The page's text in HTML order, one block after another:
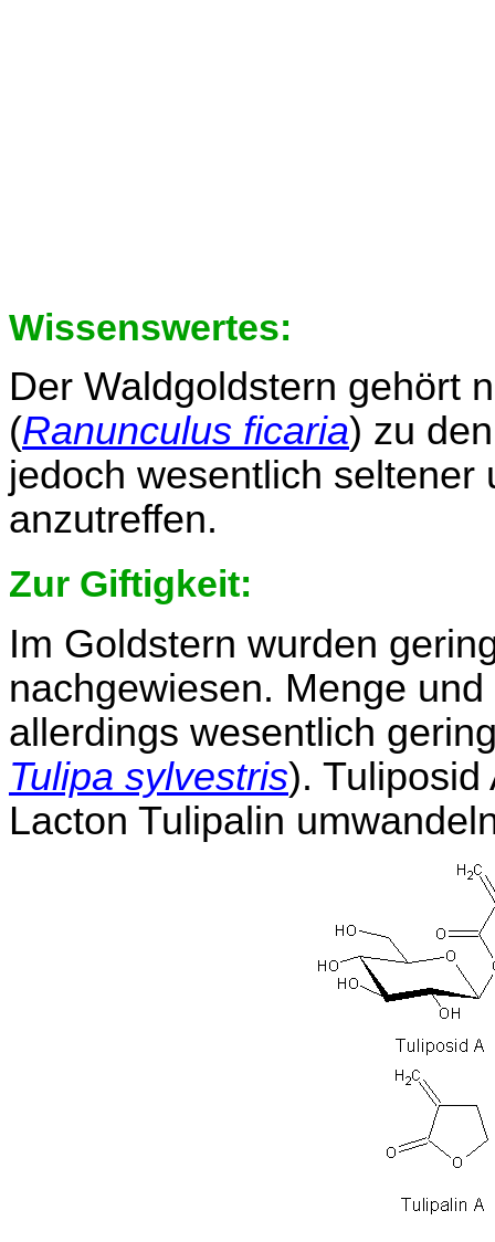
Wissenswertes:
Der Waldgoldstern gehört
(Ranunculus ficaria) zu
jedoch wesentlich
anzutreffen.
Zur Giftigkeit:
Im Goldstern wurden
nachgewiesen. Menge
allerdings wesentlich
Tulipa sylvestris). Tuliposid
Lacton Tulipalin